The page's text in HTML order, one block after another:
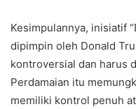
Kesimpulannya, inisiatif
dipimpin oleh Donald
kontroversial dan harus
Perdamaian itu
memiliki kontrol penuh